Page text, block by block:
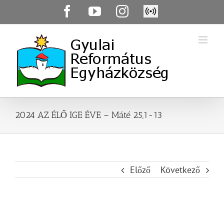
FacebookYouTubeInstagram
Élő
közvetítés
2024 AZ ÉLŐ IGE ÉVE – Máté 25,1-13
Előző Következő